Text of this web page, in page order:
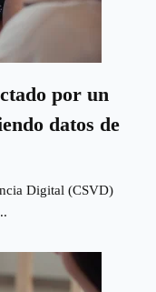
por un
datos de
Digital (CSVD)